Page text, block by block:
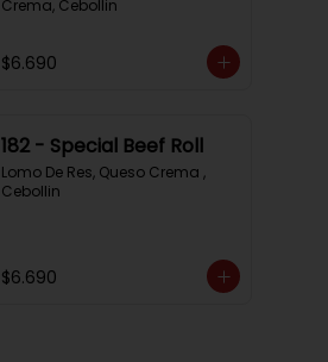
Crema, Cebollin
$6.690
182 - Special Beef Roll
Lomo De Res, Queso Crema ,
Cebollin
$6.690